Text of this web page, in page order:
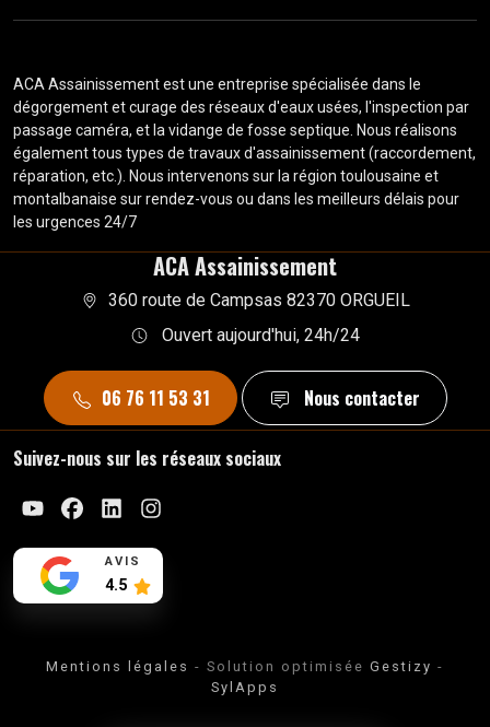
ACA Assainissement est une entreprise spécialisée dans le
dégorgement et curage des réseaux d'eaux usées, l'inspection par
passage caméra, et la vidange de fosse septique. Nous réalisons
également tous types de travaux d'assainissement (raccordement,
réparation, etc.). Nous intervenons sur la région toulousaine et
montalbanaise sur rendez-vous ou dans les meilleurs délais pour
les urgences 24/7
ACA Assainissement
360 route de Campsas 82370 ORGUEIL
Ouvert aujourd'hui, 24h/24
06 76 11 53 31 Nous contacter
Suivez-nous sur les réseaux sociaux
YoutubeFacebook
Linkedin
AVIS
4.5
Mentions légales - Solution optimisée Gestizy -
SylApps